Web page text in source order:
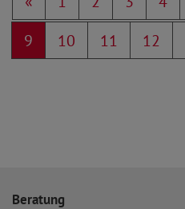
9
10 11 12
Beratung